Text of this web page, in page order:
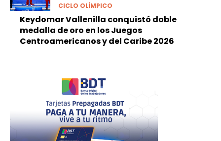
CICLO OLÍMPICO
Keydomar Vallenilla conquistó doble
medalla de oro en los Juegos
Centroamericanos y del Caribe 2026